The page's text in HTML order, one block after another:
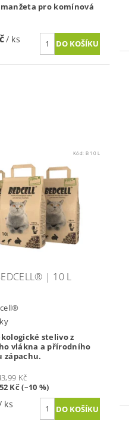
pro komínová
/ ks
Kód: B 10 L
| 10 L
stelivo z
vlákna a přírodního
zápachu.
Kč
Kč (–10 %)
ks